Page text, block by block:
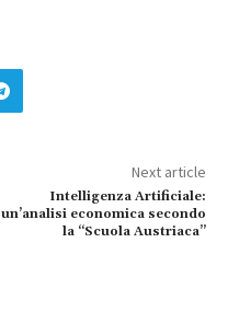
Next article
Intelligenza Artificiale:
un’analisi economica secondo
la “Scuola Austriaca”